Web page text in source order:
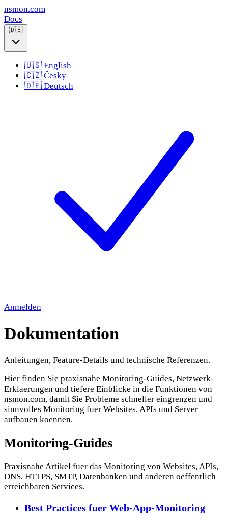
nsmon.com
Docs
🇩🇪
🇺🇸 English
🇨🇿 Česky
🇩🇪 Deutsch
Anmelden
Dokumentation
Anleitungen, Feature-Details und technische Referenzen.
Hier finden Sie praxisnahe Monitoring-Guides, Netzwerk-
Erklaerungen und tiefere Einblicke in die Funktionen von
nsmon.com, damit Sie Probleme schneller eingrenzen und
sinnvolles Monitoring fuer Websites, APIs und Server
aufbauen koennen.
Monitoring-Guides
Praxisnahe Artikel fuer das Monitoring von Websites, APIs,
DNS, HTTPS, SMTP, Datenbanken und anderen oeffentlich
erreichbaren Services.
Best Practices fuer Web-App-Monitoring